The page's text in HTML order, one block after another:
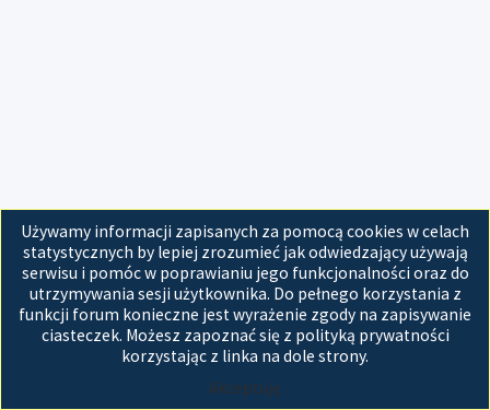
Używamy informacji zapisanych za pomocą cookies w celach
statystycznych by lepiej zrozumieć jak odwiedzający używają
serwisu i pomóc w poprawianiu jego funkcjonalności oraz do
utrzymywania sesji użytkownika. Do pełnego korzystania z
funkcji forum konieczne jest wyrażenie zgody na zapisywanie
ciasteczek. Możesz zapoznać się z polityką prywatności
korzystając z linka na dole strony.
Akceptuję